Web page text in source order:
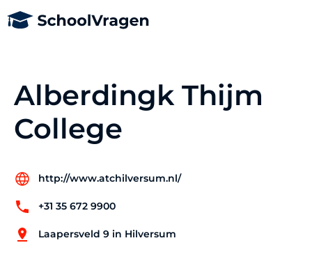
Alberdingk Thijm
College
http://www.atchilversum.nl/
+31 35 672 9900
Laapersveld 9 in Hilversum